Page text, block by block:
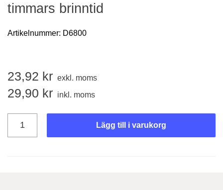
timmars brinntid
Artikelnummer: D6800
23,92 kr exkl. moms
29,90 kr inkl. moms
Lägg till i varukorg